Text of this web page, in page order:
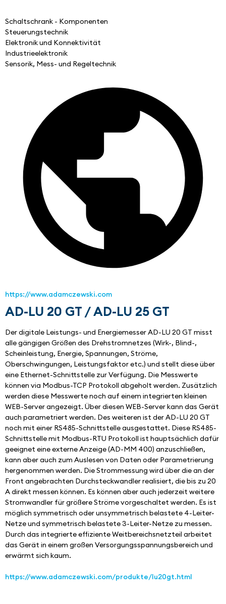
Schaltschrank - Komponenten
Steuerungstechnik
Elektronik und Konnektivität
Industrieelektronik
Sensorik, Mess- und Regeltechnik
https://www.adamczewski.com
AD-LU 20 GT / AD-LU 25 GT
Der digitale Leistungs- und Energiemesser AD-LU 20 GT misst
alle gängigen Größen des Drehstromnetzes (Wirk-, Blind-,
Scheinleistung, Energie, Spannungen, Ströme,
Oberschwingungen, Leistungsfaktor etc.) und stellt diese über
eine Ethernet-Schnittstelle zur Verfügung. Die Messwerte
können via Modbus-TCP Protokoll abgeholt werden. Zusätzlich
werden diese Messwerte noch auf einem integrierten kleinen
WEB-Server angezeigt. Über diesen WEB-Server kann das Gerät
auch parametriert werden. Des weiteren ist der AD-LU 20 GT
noch mit einer RS485-Schnittstelle ausgestattet. Diese RS485-
Schnittstelle mit Modbus-RTU Protokoll ist hauptsächlich dafür
geeignet eine externe Anzeige (AD-MM 400) anzuschließen,
kann aber auch zum Auslesen von Daten oder Parametrierung
hergenommen werden. Die Strommessung wird über die an der
Front angebrachten Durchsteckwandler realisiert, die bis zu 20
A direkt messen können. Es können aber auch jederzeit weitere
Stromwandler für größere Ströme vorgeschaltet werden. Es ist
möglich symmetrisch oder unsymmetrisch belastete 4-Leiter-
Netze und symmetrisch belastete 3-Leiter-Netze zu messen.
Durch das integrierte effiziente Weitbereichsnetzteil arbeitet
das Gerät in einem großen Versorgungsspannungsbereich und
erwärmt sich kaum.
https://www.adamczewski.com/produkte/lu20gt.html